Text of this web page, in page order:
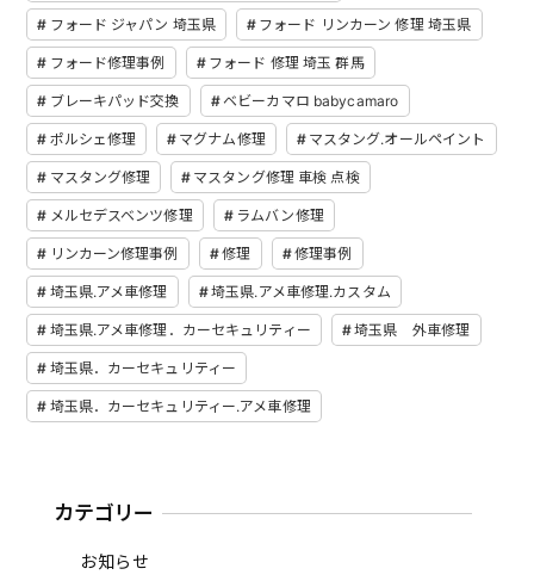
フォード ジャパン 埼玉県 フォード リンカーン 修理 埼玉県
フォード修理事例 フォード 修理 埼玉 群馬
ブレーキパッド交換 ベビーカマロ babycamaro
ポルシェ修理 マグナム修理 マスタング.オールペイント
マスタング修理 マスタング修理 車検 点検
メルセデスベンツ修理 ラムバン修理
リンカーン修理事例 修理 修理事例
埼玉県.アメ車修理 埼玉県.アメ車修理.カスタム
埼玉県.アメ車修理．カーセキュリティー 埼玉県 外車修理
埼玉県．カーセキュリティー
埼玉県．カーセキュリティー.アメ車修理
カテゴリー
お知らせ